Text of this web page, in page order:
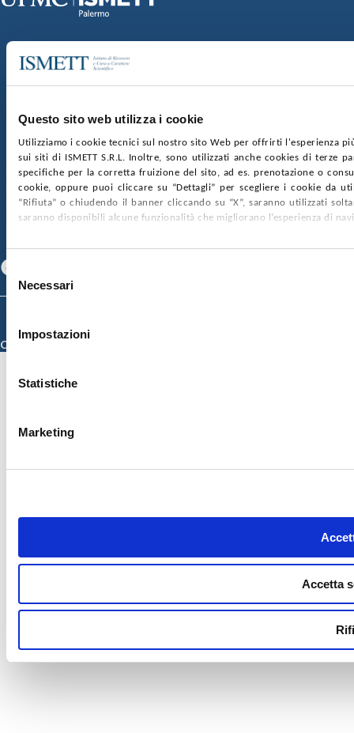
Questo sito web utilizza i cookie
Utilizziamo i cookie tecnici sul nostro sito Web per offrirti l'esperienza
sui siti di ISMETT S.R.L. Inoltre, sono utilizzati anche cookies di terze
specifiche per la corretta fruizione del sito, ad es. prenotazione o
cookie, oppure puoi cliccare su “Dettagli” per scegliere i cookie da
“Rifiuta” o chiudendo il banner cliccando su “X”, saranno utilizzati
saranno disponibili alcune funzionalità che migliorano l’esperienza di
Selezione
delNecessari
Impostazioni
Statistiche
Marketing
Accetta
Via Discesa dei Giudici 4 90133 Palermo
nr. REA PA-201818 P.I. 04544550827
SOCIETÀ TRASPARENTE WHISTLEBLOWING
GARE E CONTRATTIPRIVACYCOOKIE POLICY
SOSTIENICIMAPPA DEL SITOACCESSIBILITÀ
CONTATTI
Specializzazione)
Credits